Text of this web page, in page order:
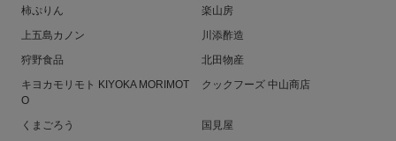
柿ぷりん
楽山房
上五島カノン
川添酢造
狩野食品
北田物産
キヨカモリモト KIYOKA MORIMOT
O
クックフーズ 中山商店
くまごろう 国見屋